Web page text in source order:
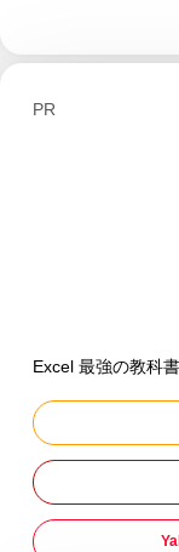
PR
Excel 最強の教科